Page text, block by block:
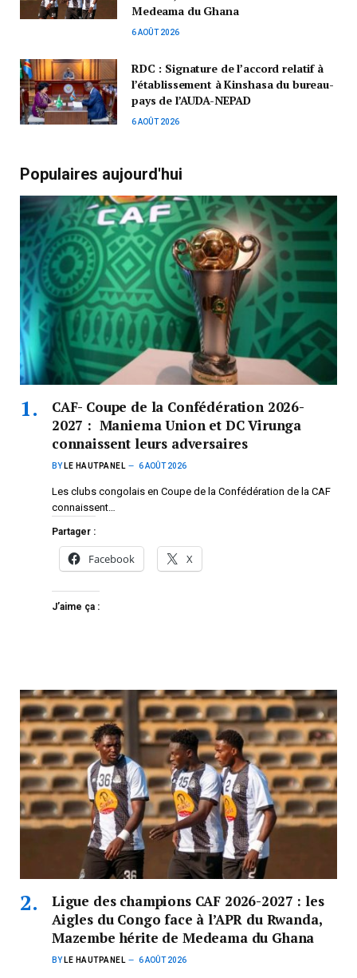
Medeama du Ghana
6 AOÛT 2026
RDC : Signature de l’accord relatif à
l’établissement à Kinshasa du bureau-
pays de l’AUDA-NEPAD
6 AOÛT 2026
Populaires aujourd'hui
CAF- Coupe de la Confédération 2026-
2027 : Maniema Union et DC Virunga
connaissent leurs adversaires
BY LE HAUTPANEL 6 AOÛT 2026
Les clubs congolais en Coupe de la Confédération de la CAF
connaissent…
Partager :
Facebook X
J’aime ça :
Ligue des champions CAF 2026-2027 : les
Aigles du Congo face à l’APR du Rwanda,
Mazembe hérite de Medeama du Ghana
BY LE HAUTPANEL 6 AOÛT 2026